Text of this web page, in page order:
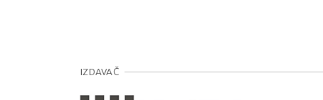
IZDAVAČ